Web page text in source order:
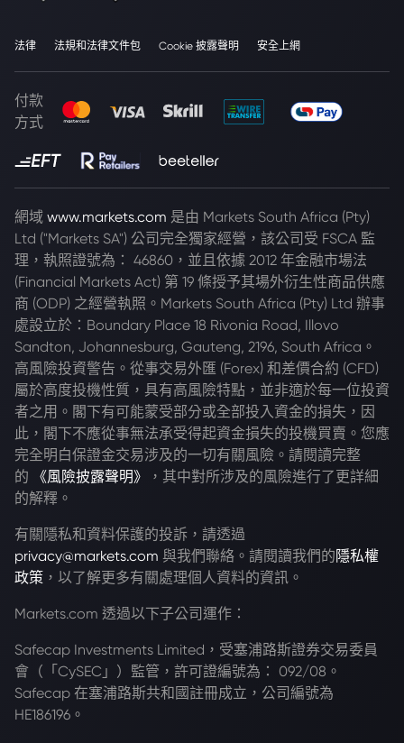
法律 法規和法律文件包 Cookie 披露聲明 安全上網
付款
方式
網域 www.markets.com 是由 Markets South Africa (Pty)
Ltd ("Markets SA") 公司完全獨家經營，該公司受 FSCA 監
理，執照證號為： 46860，並且依據 2012 年金融市場法
(Financial Markets Act) 第 19 條授予其場外衍生性商品供應
商 (ODP) 之經營執照。Markets South Africa (Pty) Ltd 辦事
處設立於：Boundary Place 18 Rivonia Road, Illovo
Sandton, Johannesburg, Gauteng, 2196, South Africa。
高風險投資警告。從事交易外匯 (Forex) 和差價合約 (CFD)
屬於高度投機性質，具有高風險特點，並非適於每一位投資
者之用。閣下有可能蒙受部分或全部投入資金的損失，因
此，閣下不應從事無法承受得起資金損失的投機買賣。您應
完全明白保證金交易涉及的一切有關風險。請閱讀完整
的
《風險披露聲明》
，其中對所涉及的風險進行了更詳細
的解釋。
有關隱私和資料保護的投訴，請透過
privacy@markets.com 與我們聯絡。請閱讀我們的隱私權
政策 ，以了解更多有關處理個人資料的資訊。
Markets.com 透過以下子公司運作：
Safecap Investments Limited，受塞浦路斯證券交易委員
會（「CySEC」）監管，許可證編號為： 092/08。
Safecap 在塞浦路斯共和國註冊成立，公司編號為
HE186196。